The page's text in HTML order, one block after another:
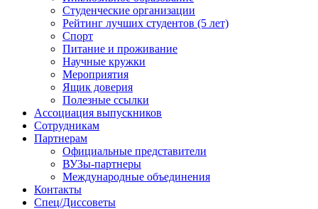
Студенческие организации
Рейтинг лучших студентов (5 лет)
Спорт
Питание и проживание
Научные кружки
Мероприятия
Ящик доверия
Полезные ссылки
Ассоциация выпускников
Сотрудникам
Партнерам
Официальные представители
ВУЗы-партнеры
Международные объединения
Контакты
Спец/Диссоветы